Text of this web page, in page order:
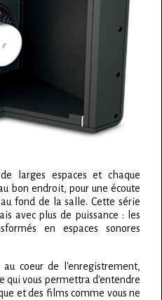
larges espaces et chaque
bon endroit, pour une écoute
fond de la salle. Cette série
avec plus de puissance : les
en espaces sonores
au coeur de l'enregistrement,
qui vous permettra d'entendre
et des films comme vous ne